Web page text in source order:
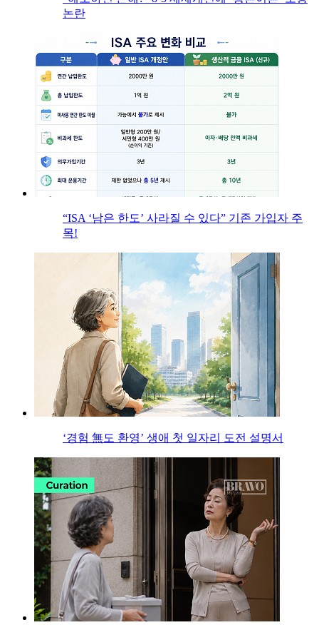
논란
“ISA ‘남은 한도’ 사라질 수 있다” 기존 가입자 주
목!
‘경험 無도 환영’ 생애 첫 일자리 도전 설명서